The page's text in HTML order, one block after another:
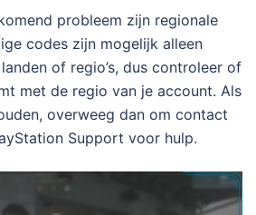
probleem zijn regionale
codes zijn mogelijk alleen
of regio’s, dus controleer of
met de regio van je account. Als
overweeg dan om contact
Support voor hulp.